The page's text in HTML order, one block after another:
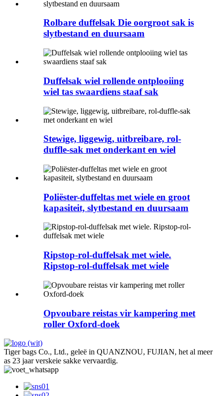
Rolbare duffelsak Die oorgroot sak is
slytbestand en duursaam
Duffelsak wiel rollende ontplooiing
wiel tas swaardiens staaf sak
Stewige, liggewig, uitbreibare, rol-
duffle-sak met onderkant en wiel
Poliëster-duffeltas met wiele en groot
kapasiteit, slytbestand en duursaam
Ripstop-rol-duffelsak met wiele.
Ripstop-rol-duffelsak met wiele
Opvoubare reistas vir kampering met
roller Oxford-doek
Tiger bags Co., Ltd., geleë in QUANZNOU, FUJIAN, het al meer
as 23 jaar verskeie sakke vervaardig.